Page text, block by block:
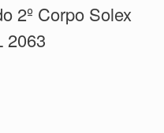
2º Corpo Solex
2063